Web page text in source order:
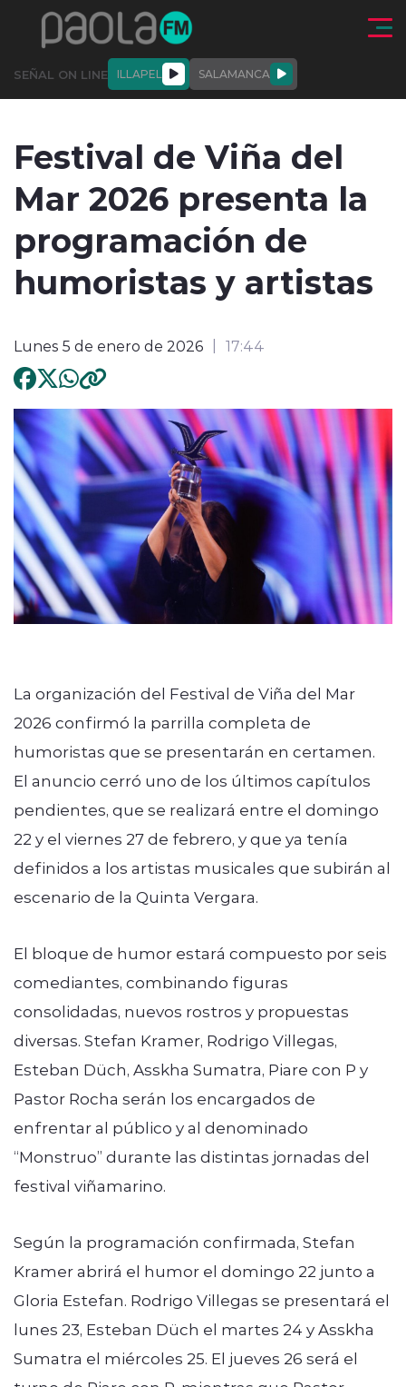
Click acá para ir directamente al contenido
SEÑAL ON LINE ILLAPEL SALAMANCA
ACTUALIDAD DEPORTES
modo claro
Festival de Viña del
Mar 2026 presenta la
programación de
humoristas y artistas
Lunes 5 de enero de 2026 17:44
La organización del Festival de Viña del Mar
2026 confirmó la parrilla completa de
humoristas que se presentarán en certamen.
El anuncio cerró uno de los últimos capítulos
pendientes, que se realizará entre el domingo
22 y el viernes 27 de febrero, y que ya tenía
definidos a los artistas musicales que subirán al
escenario de la Quinta Vergara.
El bloque de humor estará compuesto por seis
comediantes, combinando figuras
consolidadas, nuevos rostros y propuestas
diversas. Stefan Kramer, Rodrigo Villegas,
Esteban Düch, Asskha Sumatra, Piare con P y
Pastor Rocha serán los encargados de
enfrentar al público y al denominado
“Monstruo” durante las distintas jornadas del
festival viñamarino.
Según la programación confirmada, Stefan
Kramer abrirá el humor el domingo 22 junto a
Gloria Estefan. Rodrigo Villegas se presentará el
lunes 23, Esteban Düch el martes 24 y Asskha
Sumatra el miércoles 25. El jueves 26 será el